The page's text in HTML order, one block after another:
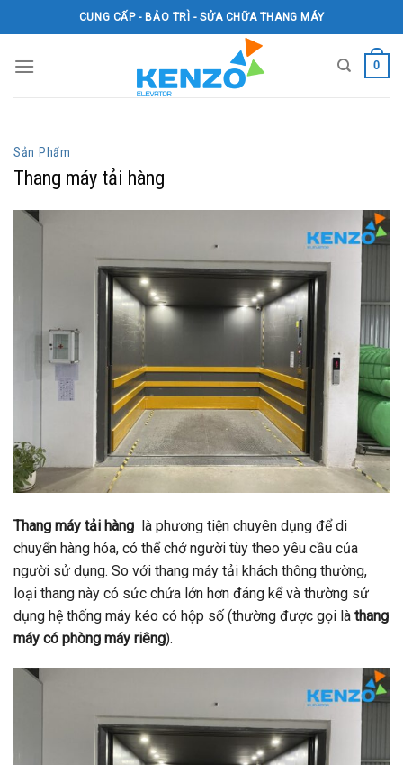
to
CUNG CẤP - BẢO TRÌ - SỬA CHỮA THANG MÁY
0
Sản Phẩm
Thang máy tải hàng
Thang máy tải hàng là phương tiện chuyên dụng để di
chuyển hàng hóa, có thể chở người tùy theo yêu cầu của
người sử dụng. So với thang máy tải khách thông thường,
loại thang này có sức chứa lớn hơn đáng kể và thường sử
dụng hệ thống máy kéo có hộp số (thường được gọi là thang
máy có phòng máy riêng).